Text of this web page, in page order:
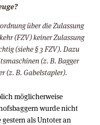
über die Zulassung
(FZV) keiner Zulassung
(siehe § 3 FZV). Dazu
(z. B. Bagger
(z. B. Gabelstapler).
möglicherweise
wurde nicht
als Untoter an